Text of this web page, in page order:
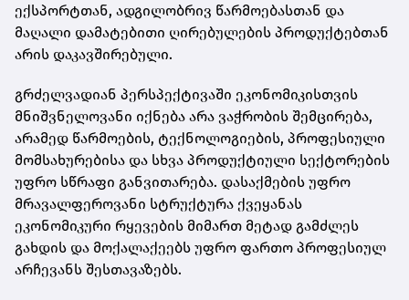
ექსპორტთან, ადგილობრივ წარმოებასთან და
მაღალი დამატებითი ღირებულების პროდუქტებთან
არის დაკავშირებული.
გრძელვადიან პერსპექტივაში ეკონომიკისთვის
მნიშვნელოვანი იქნება არა ვაჭრობის შემცირება,
არამედ წარმოების, ტექნოლოგიების, პროფესიული
მომსახურებისა და სხვა პროდუქტიული სექტორების
უფრო სწრაფი განვითარება. დასაქმების უფრო
მრავალფეროვანი სტრუქტურა ქვეყანას
ეკონომიკური რყევების მიმართ მეტად გამძლეს
გახდის და მოქალაქეებს უფრო ფართო პროფესიულ
არჩევანს შესთავაზებს.